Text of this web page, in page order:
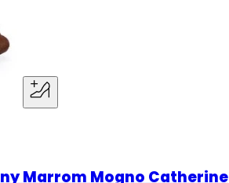
Marrom Mogno Catherine